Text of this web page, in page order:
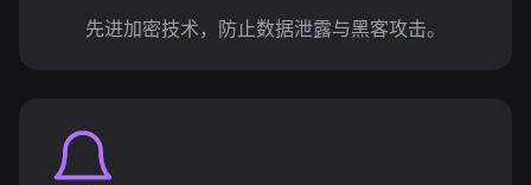
先进加密技术，防止数据泄露与黑客攻击。